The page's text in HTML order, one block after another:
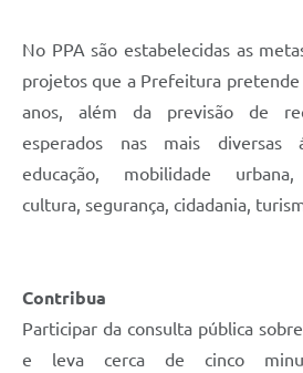
No PPA são estabelecidas as
projetos que a Prefeitura
anos, além da previsão de
esperados nas mais diversas
educação, mobilidade
cultura, segurança, cidadania,
Contribua
Participar da consulta pública
e leva cerca de cinco